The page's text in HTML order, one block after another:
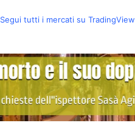
Segui tutti i mercati su TradingView